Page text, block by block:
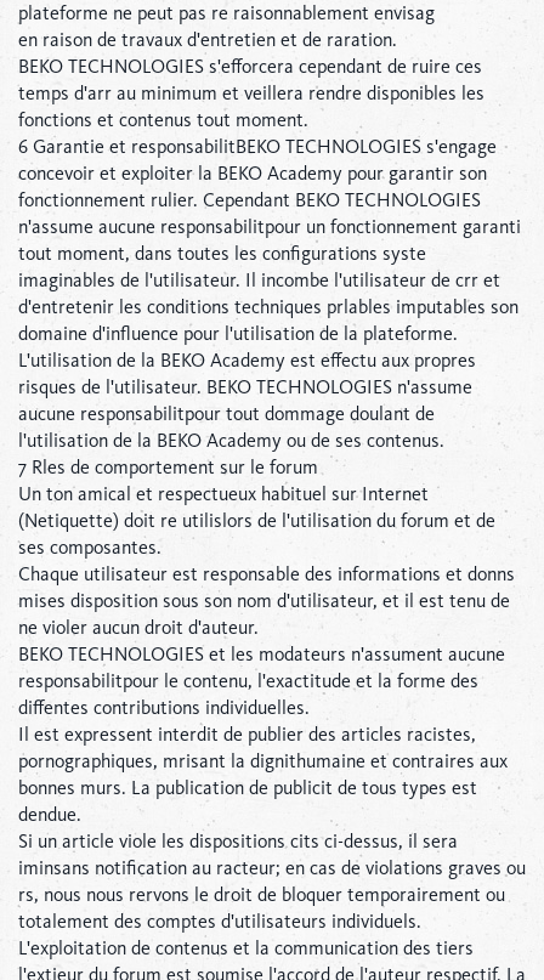
plateforme ne peut pas re raisonnablement envisag
en raison de travaux d'entretien et de raration.
BEKO TECHNOLOGIES s'efforcera cependant de ruire ces
temps d'arr au minimum et veillera rendre disponibles les
fonctions et contenus tout moment.
6 Garantie et responsabilitBEKO TECHNOLOGIES s'engage
concevoir et exploiter la BEKO Academy pour garantir son
fonctionnement rulier. Cependant BEKO TECHNOLOGIES
n'assume aucune responsabilitpour un fonctionnement garanti
tout moment, dans toutes les configurations syste
imaginables de l'utilisateur. Il incombe l'utilisateur de crr et
d'entretenir les conditions techniques prlables imputables son
domaine d'influence pour l'utilisation de la plateforme.
L'utilisation de la BEKO Academy est effectu aux propres
risques de l'utilisateur. BEKO TECHNOLOGIES n'assume
aucune responsabilitpour tout dommage doulant de
l'utilisation de la BEKO Academy ou de ses contenus.
7 Rles de comportement sur le forum
Un ton amical et respectueux habituel sur Internet
(Netiquette) doit re utilislors de l'utilisation du forum et de
ses composantes.
Chaque utilisateur est responsable des informations et donns
mises disposition sous son nom d'utilisateur, et il est tenu de
ne violer aucun droit d'auteur.
BEKO TECHNOLOGIES et les modateurs n'assument aucune
responsabilitpour le contenu, l'exactitude et la forme des
diffentes contributions individuelles.
Il est expressent interdit de publier des articles racistes,
pornographiques, mrisant la dignithumaine et contraires aux
bonnes murs. La publication de publicit de tous types est
dendue.
Si un article viole les dispositions cits ci-dessus, il sera
iminsans notification au racteur; en cas de violations graves ou
rs, nous nous rervons le droit de bloquer temporairement ou
totalement des comptes d'utilisateurs individuels.
L'exploitation de contenus et la communication des tiers
l'extieur du forum est soumise l'accord de l'auteur respectif. La